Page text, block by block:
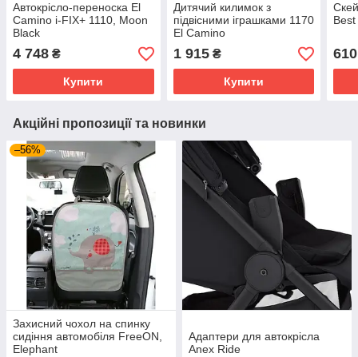
Автокрісло-переноска El
Camino i-FIX+ 1110, Moon
Black
4 748 ₴
Купити
Дитячий килимок з
підвісними іграшками 1170
El Camino
1 915₴
Купити
610
Акційні пропозиції та новинки
–56%
Захисний чохол на спинку
сидіння автомобіля FreeON,
Elephant
Адаптери для автокрісла
Anex Ride